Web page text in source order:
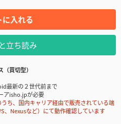
に入れる
立ち読み
買切型）
最新の２世代前まで
アisho.jpが必要
ち、国内キャリア経由で販売されている端
、Nexusなど）にて動作確認しています